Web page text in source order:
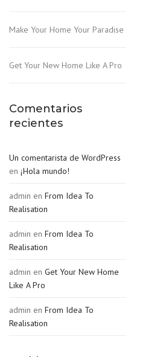
Make Your Home Your Paradise
Get Your New Home Like A Pro
Comentarios
recientes
Un comentarista de WordPress
en ¡Hola mundo!
admin en From Idea To
Realisation
admin en From Idea To
Realisation
admin en Get Your New Home
Like A Pro
admin en From Idea To
Realisation